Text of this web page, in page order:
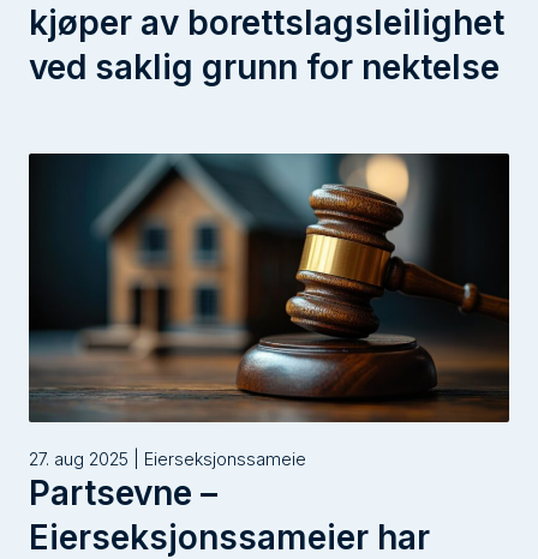
kjøper av borettslagsleilighet
ved saklig grunn for nektelse
27. aug 2025 | Eierseksjonssameie
Partsevne –
Eierseksjonssameier har